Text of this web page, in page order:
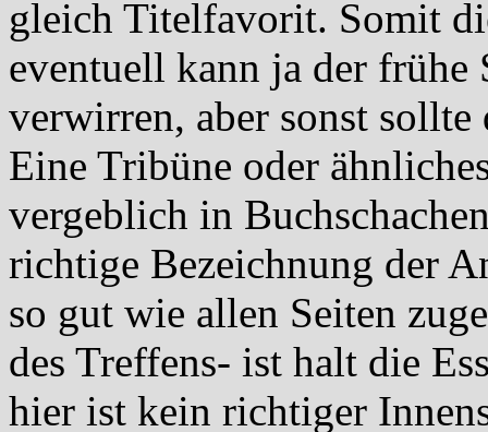
gleich Titelfavorit. Somit
eventuell kann ja der
verwirren, aber sonst sollte
Eine Tribüne oder
vergeblich in
richtige Bezeichnung der
so gut wie allen Seiten
des Treffens- ist halt die
hier ist kein richtiger